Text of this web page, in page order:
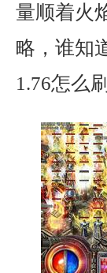
量顺着火
略，谁知
1.76怎么